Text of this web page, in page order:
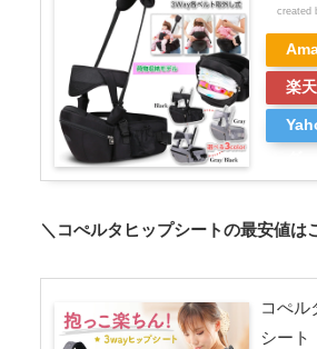
created
楽
＼コぺルタヒップシートの最安値は
コぺル
シート